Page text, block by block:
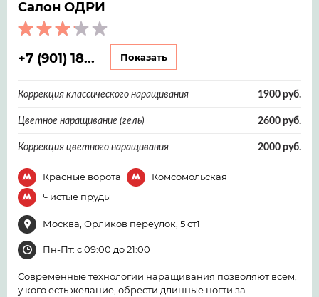
Салон ОДРИ
+7 (901) 18... Показать
Коррекция классического наращивания 1900 руб.
Цветное наращивание (гель) 2600 руб.
Коррекция цветного наращивания 2000 руб.
Красные ворота
Комсомольская
Чистые пруды
Москва, Орликов переулок, 5 ст1
Пн-Пт: с 09:00 до 21:00
Современные технологии наращивания позволяют всем,
у кого есть желание, обрести длинные ногти за